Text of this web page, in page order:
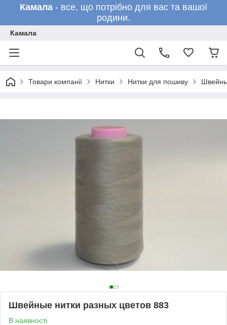
Камала - все, що потрібно для вас та вашої
родини.
Камала
Товари компанії Нитки Нитки для пошиву
Швейные нитки разных цветов 883
В наявності